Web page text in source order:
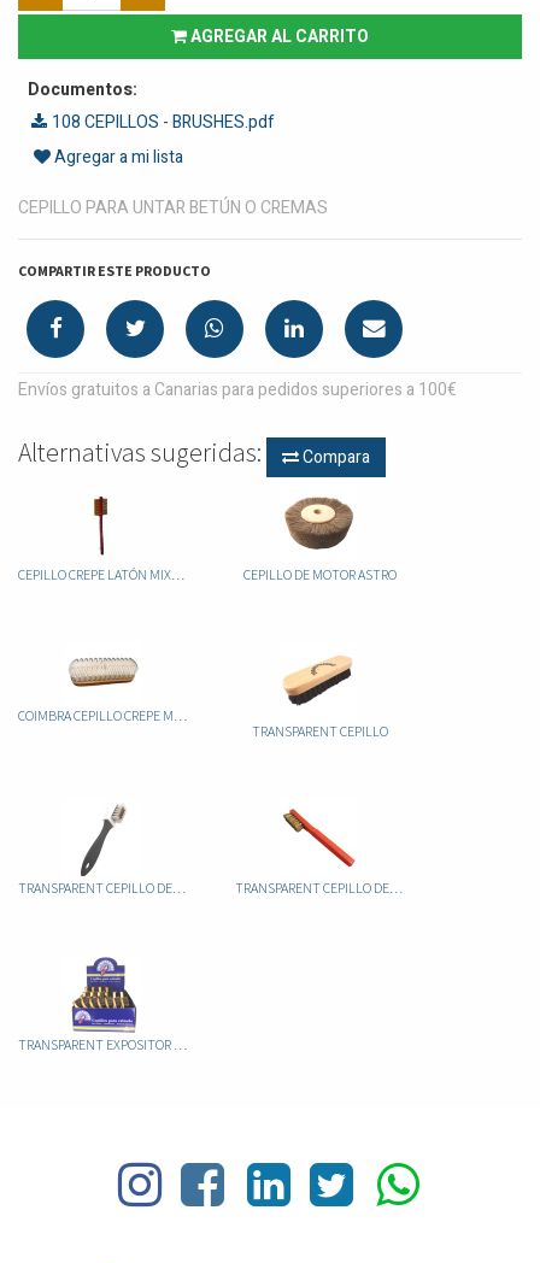
AGREGAR AL CARRITO
Documentos:
108 CEPILLOS - BRUSHES.pdf
Agregar a mi lista
CEPILLO PARA UNTAR BETÚN O CREMAS
COMPARTIR ESTE PRODUCTO
Envíos gratuitos a Canarias para pedidos superiores a 100€
Alternativas sugeridas: Compara
CEPILLO DE MOTOR ASTRO
TRANSPARENT CEPILLO